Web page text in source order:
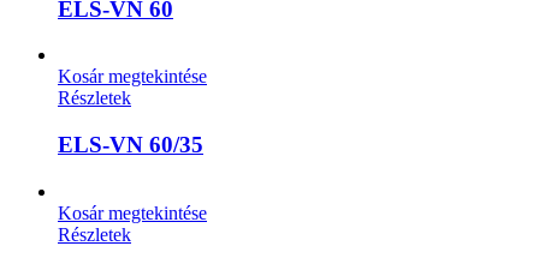
ELS-VN 60
Kosár megtekintése
Részletek
ELS-VN 60/35
Kosár megtekintése
Részletek